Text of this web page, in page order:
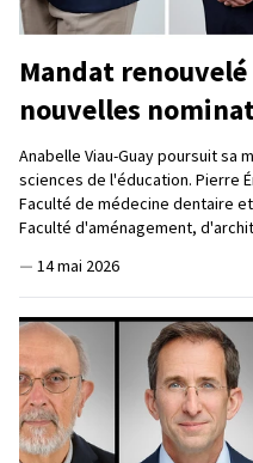
Mandat
nouvelles
Anabelle Viau-Guay poursuit sa
sciences de l'éducation. Pierre
Faculté de médecine dentaire
Faculté d'aménagement,
— 14 mai 2026